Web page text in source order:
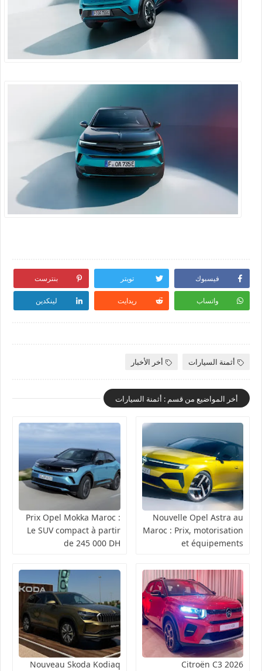
فيسبوك تويتر بنترست
واتساب ريدايت لينكدين
أثمنة السيارات أخر الأخبار
أخر المواضيع من قسم : أثمنة السيارات
Nouvelle Opel Astra au
Maroc : Prix, motorisation
et équipements
Prix Opel Mokka Maroc :
Le SUV compact à partir
de 245 000 DH
Citroën C3 2026
Nouveau Skoda Kodiaq